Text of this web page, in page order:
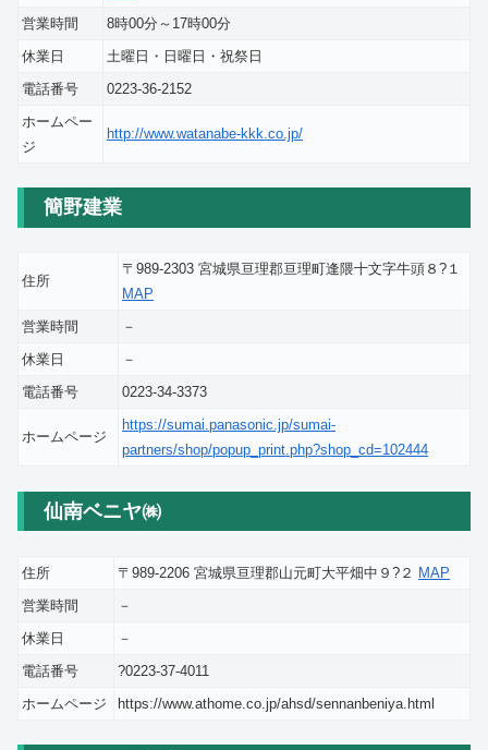
営業時間
8時00分～17時00分
休業日
土曜日・日曜日・祝祭日
電話番号
0223-36-2152
ホームペー
ジ
http://www.watanabe-kkk.co.jp/
簡野建業
住所
〒989-2303 宮城県亘理郡亘理町逢隈十文字牛頭８?１
MAP
営業時間
－
休業日
－
電話番号
0223-34-3373
ホームページ
https://sumai.panasonic.jp/sumai-
partners/shop/popup_print.php?shop_cd=102444
仙南ベニヤ㈱
住所 〒989-2206 宮城県亘理郡山元町大平畑中９?２ MAP
営業時間
－
休業日
－
電話番号
?0223-37-4011
ホームページ
https://www.athome.co.jp/ahsd/sennanbeniya.html